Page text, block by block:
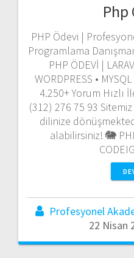
Php
PHP Ödevi |
Programlama
PHP ÖDEVİ |
WORDPRESS •
4.250+ Yorum Hızlı
(312) 276 75 93
dilinize
alabilirsiniz! 🐘
Profesyonel
22 Nisan